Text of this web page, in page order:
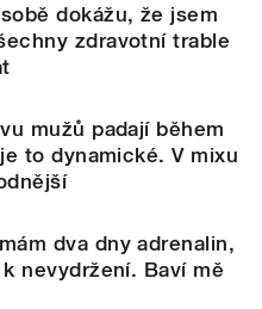
dokážu, že jsem
zdravotní trable
mužů padají během
to dynamické. V mixu
dva dny adrenalin,
nevydržení. Baví mě